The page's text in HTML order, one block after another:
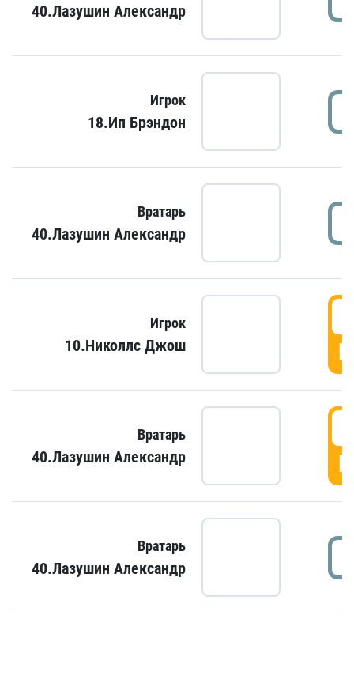
40.Лазушин Александр
Игрок
18.Ип Брэндон
Вратарь
40.Лазушин Александр
Игрок
10.Николлс Джош
Вратарь
40.Лазушин Александр
Вратарь
40.Лазушин Александр